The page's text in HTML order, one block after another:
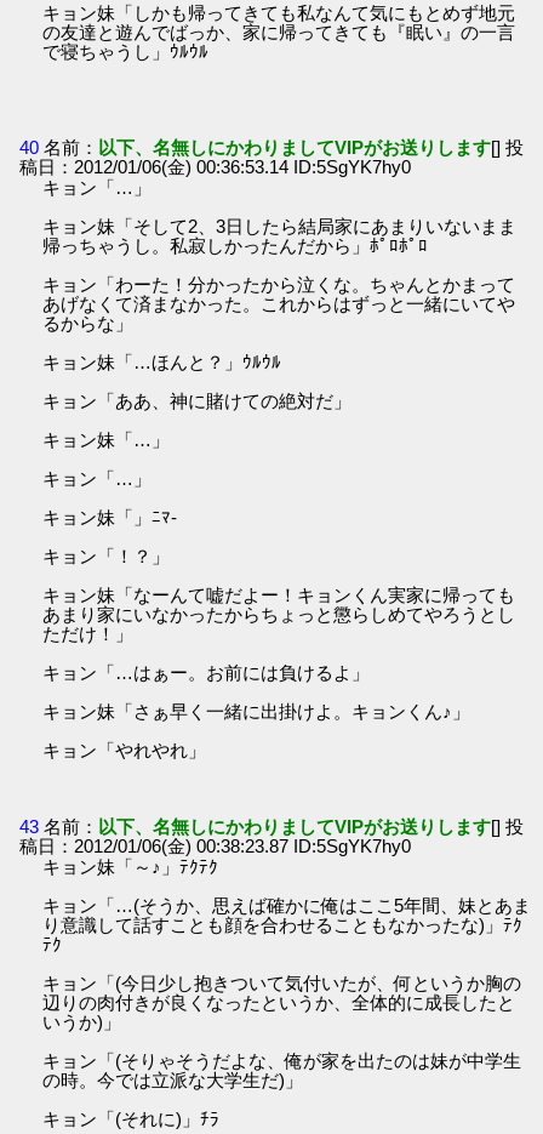
キョン妹「しかも帰ってきても私なんて気にもとめず地元
の友達と遊んでばっか、家に帰ってきても『眠い』の一言
で寝ちゃうし」ｳﾙｳﾙ
40 名前： 以下、名無しにかわりましてVIPがお送りします[] 投
稿日：2012/01/06(金) 00:36:53.14 ID:5SgYK7hy0
キョン「…」
キョン妹「そして2、3日したら結局家にあまりいないまま
帰っちゃうし。私寂しかったんだから」ﾎﾟﾛﾎﾟﾛ
キョン「わーた！分かったから泣くな。ちゃんとかまって
あげなくて済まなかった。これからはずっと一緒にいてや
るからな」
キョン妹「…ほんと？」ｳﾙｳﾙ
キョン「ああ、神に賭けての絶対だ」
キョン妹「…」
キョン「…」
キョン妹「」ﾆﾏ-
キョン「！？」
キョン妹「なーんて嘘だよー！キョンくん実家に帰っても
あまり家にいなかったからちょっと懲らしめてやろうとし
ただけ！」
キョン「…はぁー。お前には負けるよ」
キョン妹「さぁ早く一緒に出掛けよ。キョンくん♪」
キョン「やれやれ」
43 名前： 以下、名無しにかわりましてVIPがお送りします[] 投
稿日：2012/01/06(金) 00:38:23.87 ID:5SgYK7hy0
キョン妹「～♪」ﾃｸﾃｸ
キョン「…(そうか、思えば確かに俺はここ5年間、妹とあま
り意識して話すことも顔を合わせることもなかったな)」ﾃｸ
ﾃｸ
キョン「(今日少し抱きついて気付いたが、何というか胸の
辺りの肉付きが良くなったというか、全体的に成長したと
いうか)」
キョン「(そりゃそうだよな、俺が家を出たのは妹が中学生
の時。今では立派な大学生だ)」
キョン「(それに)」ﾁﾗ